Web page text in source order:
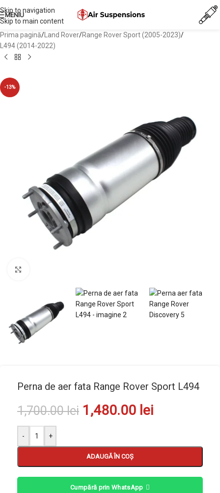
Skip to navigation
Skip to main content
MENIU
Prima pagină/ Land Rover/Range Rover Sport (2005-2023)/
L494 (2014-2022)
-13%
Perna de aer fata Range Rover Sport L494
1,700.00lei 1,480.00 lei
- +
ADAUGĂ ÎN COȘ
Cumpără prin WhatsApp